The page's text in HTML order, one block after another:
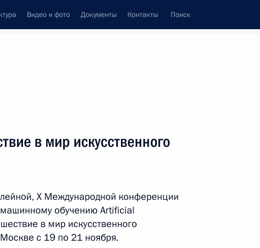
Видео и фото Документы Контакты Поиск
Егоровым
в мир искусственного
X Международной конференции
машинному обучению Artificial
в мир искусственного
Москве с 19 по 21 ноября.